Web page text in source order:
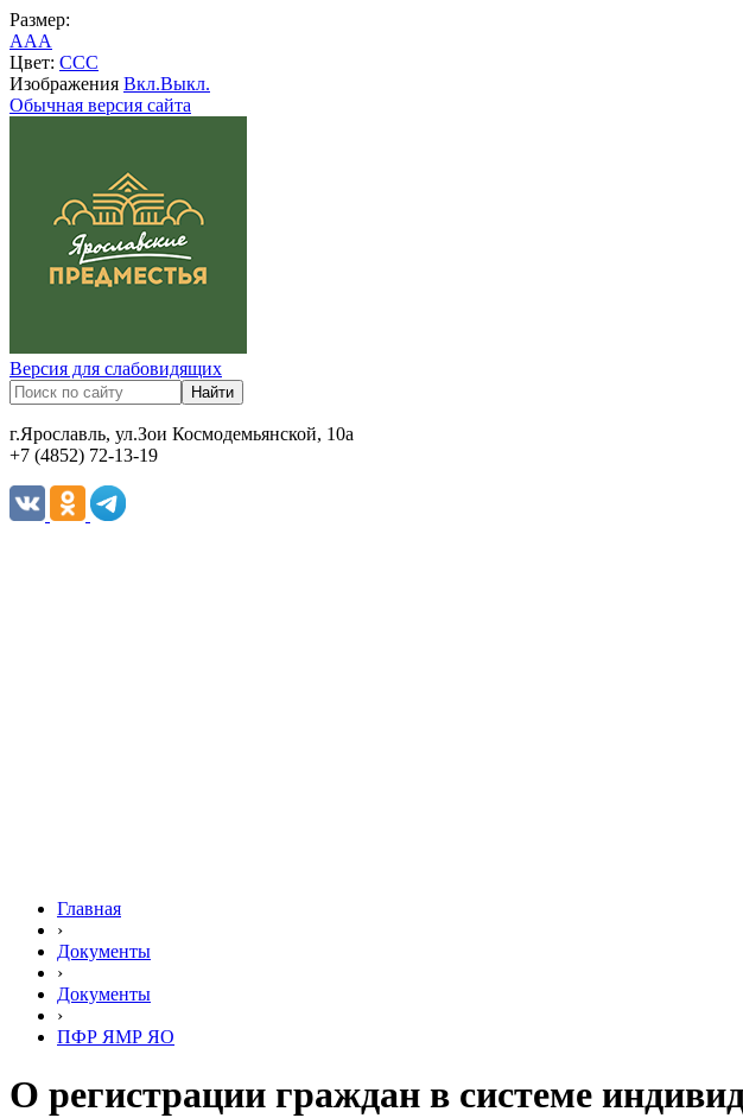
Размер:
AAA
Цвет: CCC
Изображения Вкл.Выкл.
Обычная версия сайта
Версия для слабовидящих
г.Ярославль, ул.Зои Космодемьянской, 10а
+7 (4852) 72-13-19
Главная
›
Документы
›
Документы
›
ПФР ЯМР ЯО
О регистрации граждан в системе